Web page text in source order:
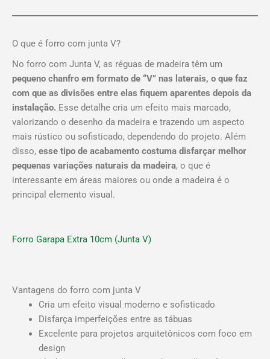
O que é forro com junta V?
No forro com Junta V, as réguas de madeira têm um
pequeno chanfro em formato de “V” nas laterais, o que faz
com que as divisões entre elas fiquem aparentes depois da
instalação. Esse detalhe cria um efeito mais marcado,
valorizando o desenho da madeira e trazendo um aspecto
mais rústico ou sofisticado, dependendo do projeto. Além
disso, esse tipo de acabamento costuma disfarçar melhor
pequenas variações naturais da madeira, o que é
interessante em áreas maiores ou onde a madeira é o
principal elemento visual.
Forro Garapa Extra 10cm (Junta V)
Vantagens do forro com junta V
Cria um efeito visual moderno e sofisticado
Disfarça imperfeições entre as tábuas
Excelente para projetos arquitetônicos com foco em
design